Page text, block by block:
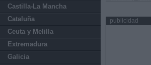
Castilla-La Mancha
Cataluña
Ceuta y Melilla
Extremadura
Galicia
publicidad